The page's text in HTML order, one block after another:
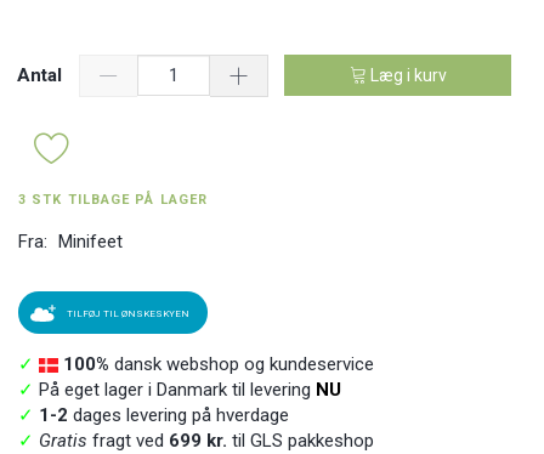
Antal Læg i kurv
3 STK TILBAGE PÅ LAGER
Fra: Minifeet
TILFØJ TIL ØNSKESKYEN
✓ 100% dansk webshop og kundeservice
✓ På eget lager i Danmark til levering NU
✓ 1-2 dages levering på hverdage
✓ Gratis fragt ved 699 kr. til GLS pakkeshop